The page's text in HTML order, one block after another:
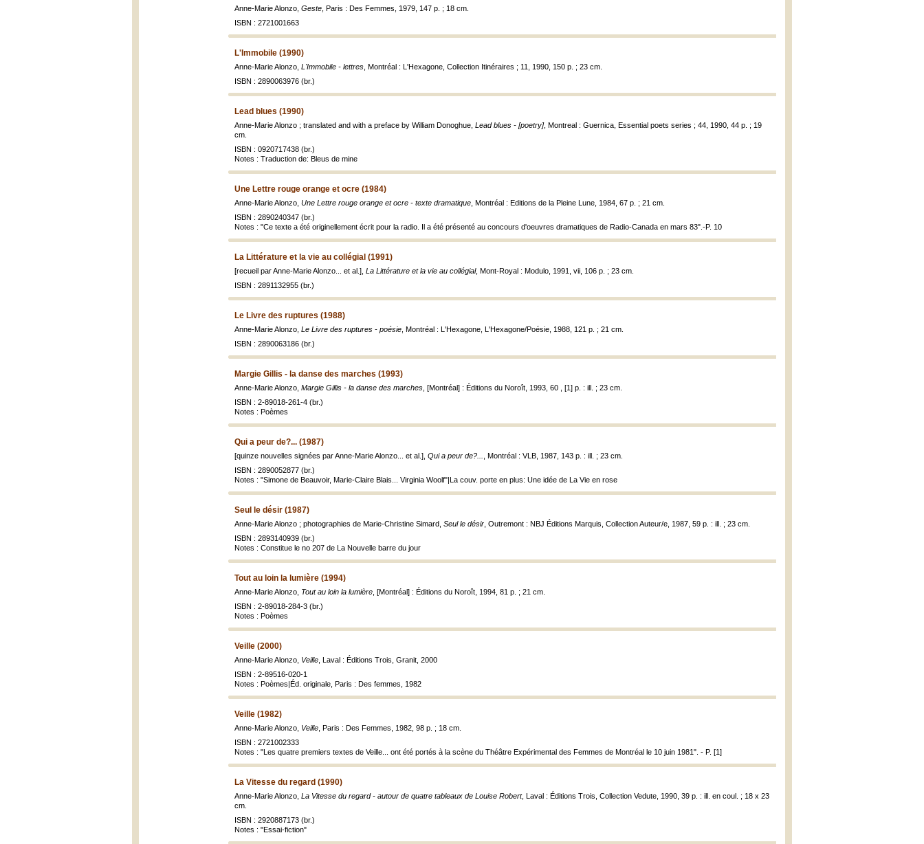
Anne-Marie Alonzo, Geste , Paris : Des Femmes, 1979, 147 p. ; 18 cm.
ISBN : 2721001663
L'Immobile (1990)
Anne-Marie Alonzo, L'Immobile - lettres , Montréal : L'Hexagone, Collection Itinéraires ; 11, 1990, 150 p. ; 23 cm.
ISBN : 2890063976 (br.)
Lead blues (1990)
Anne-Marie Alonzo ; translated and with a preface by William Donoghue, Lead blues - [poetry], Montreal : Guernica, Essential poets series ; 44, 1990, 44 p. ; 19
cm.
ISBN : 0920717438 (br.)
Notes : Traduction de: Bleus de mine
Une Lettre rouge orange et ocre (1984)
Anne-Marie Alonzo, Une Lettre rouge orange et ocre - texte dramatique , Montréal : Editions de la Pleine Lune, 1984, 67 p. ; 21 cm.
ISBN : 2890240347 (br.)
Notes : "Ce texte a été originellement écrit pour la radio. Il a été présenté au concours d'oeuvres dramatiques de Radio-Canada en mars 83".-P. 10
La Littérature et la vie au collégial (1991)
[recueil par Anne-Marie Alonzo... et al.], La Littérature et la vie au collégial, Mont-Royal : Modulo, 1991, vii, 106 p. ; 23 cm.
ISBN : 2891132955 (br.)
Le Livre des ruptures (1988)
Anne-Marie Alonzo, Le Livre des ruptures - poésie , Montréal : L'Hexagone, L'Hexagone/Poésie, 1988, 121 p. ; 21 cm.
ISBN : 2890063186 (br.)
Margie Gillis - la danse des marches (1993)
Anne-Marie Alonzo, Margie Gillis - la danse des marches , [Montréal] : Éditions du Noroît, 1993, 60 , [1] p. : ill. ; 23 cm.
ISBN : 2-89018-261-4 (br.)
Notes : Poèmes
Qui a peur de?... (1987)
[quinze nouvelles signées par Anne-Marie Alonzo... et al.], Qui a peur de?...
, Montréal : VLB, 1987, 143 p. : ill. ; 23 cm.
ISBN : 2890052877 (br.)
Notes : "Simone de Beauvoir, Marie-Claire Blais... Virginia Woolf"|La couv. porte en plus: Une idée de La Vie en rose
Seul le désir (1987)
Anne-Marie Alonzo ; photographies de Marie-Christine Simard, Seul le désir , Outremont : NBJ Éditions Marquis, Collection Auteur/e, 1987, 59 p. : ill. ; 23 cm.
ISBN : 2893140939 (br.)
Notes : Constitue le no 207 de La Nouvelle barre du jour
Tout au loin la lumière (1994)
Anne-Marie Alonzo, Tout au loin la lumière , [Montréal] : Éditions du Noroît, 1994, 81 p. ; 21 cm.
ISBN : 2-89018-284-3 (br.)
Notes : Poèmes
Veille (2000)
Anne-Marie Alonzo, Veille , Laval : Éditions Trois, Granit, 2000
ISBN : 2-89516-020-1
Notes : Poèmes|Éd. originale, Paris : Des femmes, 1982
Veille (1982)
Anne-Marie Alonzo, Veille , Paris : Des Femmes, 1982, 98 p. ; 18 cm.
ISBN : 2721002333
Notes : "Les quatre premiers textes de Veille... ont été portés à la scène du Théâtre Expérimental des Femmes de Montréal le 10 juin 1981". - P. [1]
La Vitesse du regard (1990)
Anne-Marie Alonzo, La Vitesse du regard - autour de quatre tableaux de Louise Robert, Laval : Éditions Trois, Collection Vedute, 1990, 39 p. : ill. en coul. ; 18 x 23
cm.
ISBN : 2920887173 (br.)
Notes : "Essai-fiction"